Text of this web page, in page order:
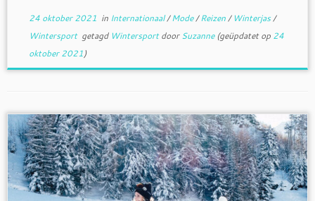
24 oktober 2021 in Internationaal/Mode/Reizen/ Winterjas/
Wintersport getagd WintersportdoorSuzanne(geüpdatet op 24
oktober 2021)